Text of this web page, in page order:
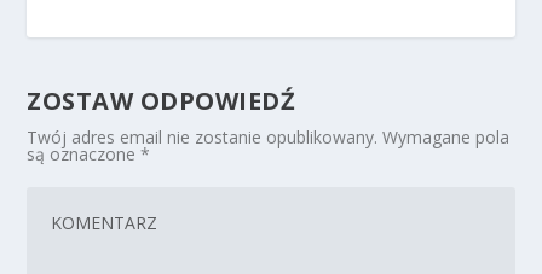
ZOSTAW ODPOWIEDŹ
Twój adres email nie zostanie opublikowany. Wymagane pola
są oznaczone*